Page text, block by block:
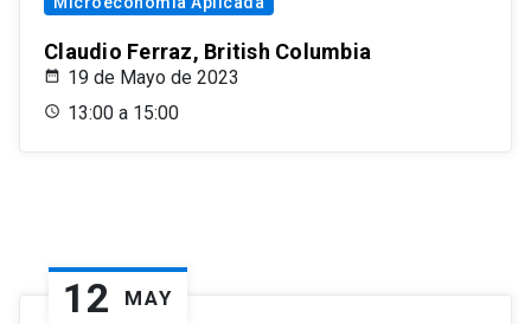
Claudio Ferraz, British Columbia
19 de Mayo de 2023
13:00 a 15:00
12 MAY